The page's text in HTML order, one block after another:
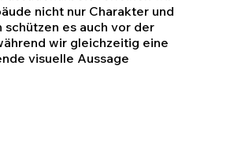
nicht nur Charakter und
schützen es auch vor der
wir gleichzeitig eine
visuelle Aussage